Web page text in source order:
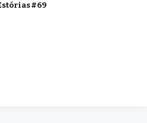
#69